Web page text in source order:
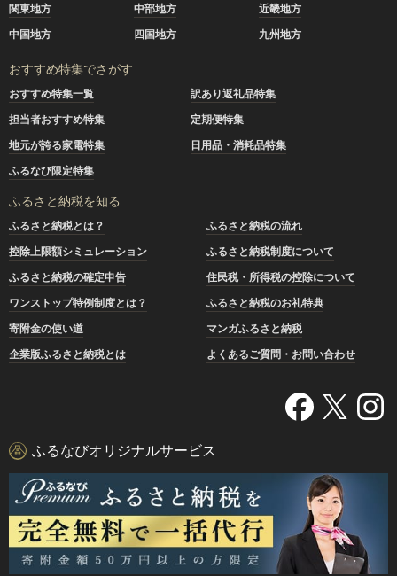
関東地方
中部地方
近畿地方
中国地方
四国地方 九州地方
おすすめ特集でさがす
おすすめ特集一覧
訳あり返礼品特集
担当者おすすめ特集
定期便特集
地元が誇る家電特集
日用品・消耗品特集
ふるなび限定特集
ふるさと納税を知る
ふるさと納税とは？
ふるさと納税の流れ
控除上限額シミュレーション
ふるさと納税制度について
ふるさと納税の確定申告
住民税・所得税の控除について
ワンストップ特例制度とは？
ふるさと納税のお礼特典
寄附金の使い道
マンガふるさと納税
企業版ふるさと納税とは
よくあるご質問・お問い合わせ
ふるなびオリジナルサービス